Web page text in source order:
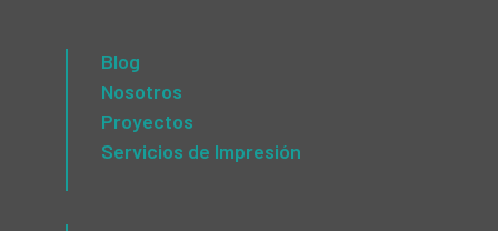
Blog
Nosotros
Proyectos
Servicios de Impresión